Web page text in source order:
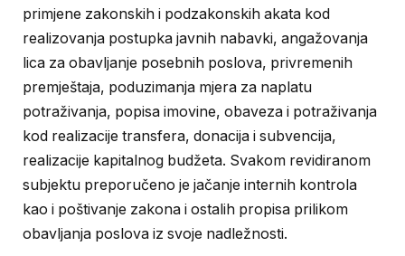
primjene zakonskih i podzakonskih akata kod
realizovanja postupka javnih nabavki, angažovanja
lica za obavljanje posebnih poslova, privremenih
premještaja, poduzimanja mjera za naplatu
potraživanja, popisa imovine, obaveza i potraživanja
kod realizacije transfera, donacija i subvencija,
realizacije kapitalnog budžeta. Svakom revidiranom
subjektu preporučeno je jačanje internih kontrola
kao i poštivanje zakona i ostalih propisa prilikom
obavljanja poslova iz svoje nadležnosti.